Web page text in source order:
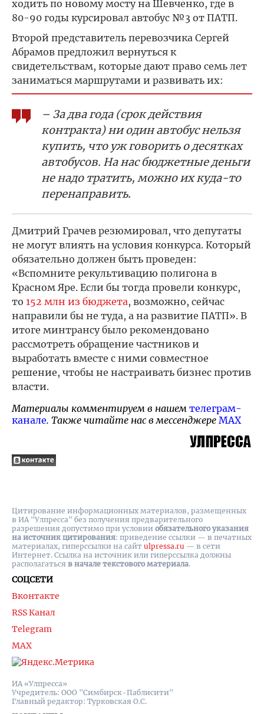
ходить по новому мосту на Шевченко, где в
80-90 годы курсировал автобус №3 от ПАТП.
Второй представитель перевозчика Сергей
Абрамов предложил вернуться к
свидетельствам, которые дают право семь лет
заниматься маршрутами и развивать их:
– За два года (срок действия
контракта) ни один автобус нельзя
купить, что уж говорить о десятках
автобусов. На нас бюджетные деньги
не надо тратить, можно их куда-то
перенаправить.
Дмитрий Грачев резюмировал, что депутаты
не могут влиять на условия конкурса. Который
обязательно должен быть проведен:
«Вспомните рекультивацию полигона в
Красном Яре. Если бы тогда провели конкурс,
то 152 млн из бюджета, возможно, сейчас
направили бы не туда, а на развитие ПАТП». В
итоге минтрансу было рекомендовано
рассмотреть обращение частников и
выработать вместе с ними совместное
решение, чтобы не настраивать бизнес против
власти.
Материалы комментируем в нашем телеграм-
канале. Также читайте нас в мессенджере MAX
ИА «Улпресса»
Учредитель: ООО "Симбирск-Паблисити"
Главный редактор: Турковская О.С.
СОЦСЕТИ
Вконтакте
RSS Канал
Telegram
MAX
Цитирование информационных материалов, размещенных
в ИА "Улпресса" без получения предварительного
разрешения допустимо при условии обязательного указания
на источник цитирования: приведение ссылки — в печатных
материалах, гиперссылки на cайт ulpressa.ru — в сети
Интернет. Ссылка на источник или гиперссылка должны
располагаться в начале текстового материала.